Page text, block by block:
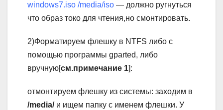
windows7.iso /media/iso — должно ругнуться
что образ токо для чтения,но смонтировать.
2)Форматируем флешку в NTFS либо с
помощью программы gparted, либо
вручную[см.примечание 1]:
отмонтируем флешку из системы: заходим в
/media/и ищем папку с именем флешки. У